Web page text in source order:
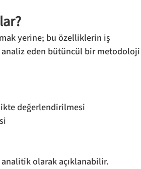
yerine; bu özelliklerin iş
eden bütüncül bir metodoloji
değerlendirilmesi
analitik olarak açıklanabilir.